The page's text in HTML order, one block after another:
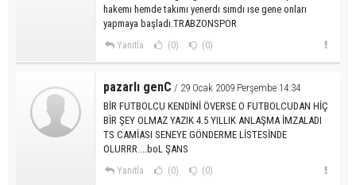
hakemı hemde takımı yenerdı sımdı ıse gene onları
yapmaya başladı.TRABZONSPOR
Yanıtla (0) (0)
pazarlı genC / 29 Ocak 2009 Perşembe 14:34
BİR FUTBOLCU KENDİNİ ÖVERSE O FUTBOLCUDAN HİÇ
BİR ŞEY OLMAZ YAZIK 4.5 YILLIK ANLAŞMA İMZALADI
TS CAMİASI SENEYE GÖNDERME LİSTESİNDE
OLURRR....boL ŞANS
Yanıtla (0) (0)